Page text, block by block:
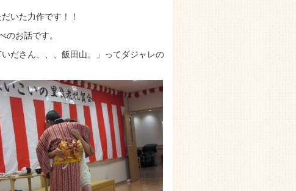
いた力作です！！
のお話です。
ださん、、、飯田山。」ってダジャレの